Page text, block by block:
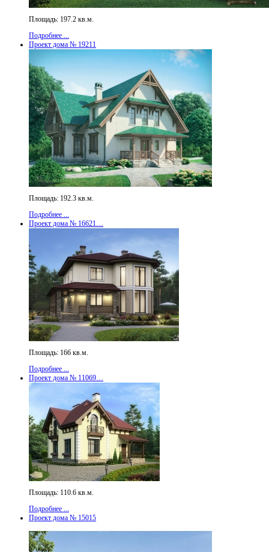
Площадь: 197.2 кв.м.
Подробнее ...
Проект дома № 19211
Площадь: 192.3 кв.м.
Подробнее ...
Проект дома № 16621…
Площадь: 166 кв.м.
Подробнее ...
Проект дома № 11069…
Площадь: 110.6 кв.м.
Подробнее ...
Проект дома № 15015